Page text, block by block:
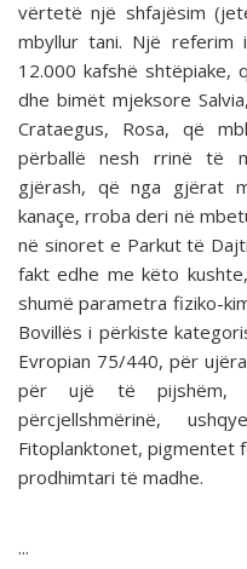
vërtetë një shfajësim
mbyllur tani. Një
12.000 kafshë
dhe bimët mjeksore
Crataegus, Rosa, që
përballë nesh rrinë të
gjërash, që nga gjërat
kanaçe, rroba deri në
në sinoret e Parkut të
fakt edhe me këto
shumë parametra fiziko-
Bovillës i përkiste
Evropian 75/440, për
për ujë të pijshëm,
përcjellshmërinë,
Fitoplanktonet, pigmentet
prodhimtari të madhe.
...